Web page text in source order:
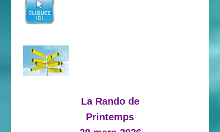
La Rando de
Printemps